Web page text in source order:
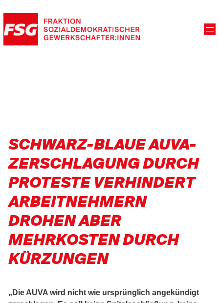
SCHWARZ-BLAUE AUVA-
ZERSCHLAGUNG DURCH
PROTESTE VERHINDERT
ARBEITNEHMERN
DROHEN ABER
MEHRKOSTEN DURCH
KÜRZUNGEN
„Die AUVA wird nicht wie ursprünglich angekündigt